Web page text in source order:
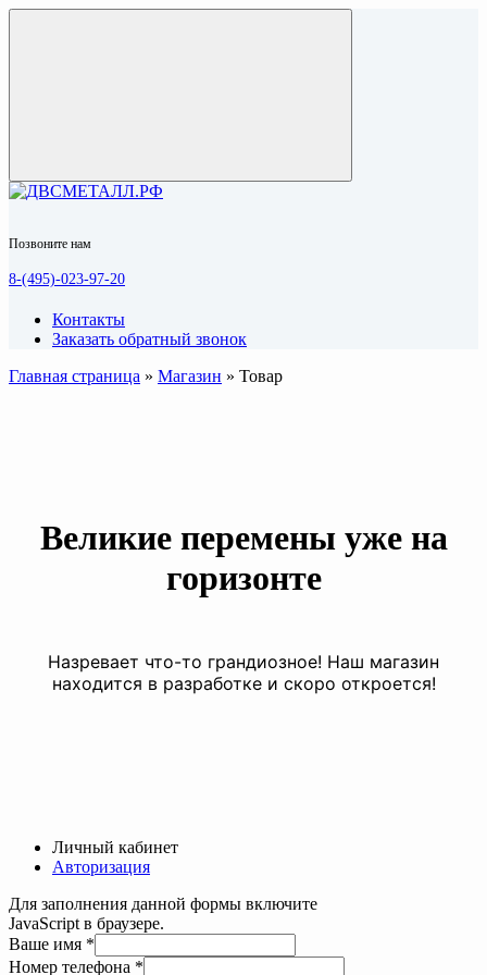
Позвоните нам
8-(495)-023-97-20
Контакты
Заказать обратный звонок
Главная страница » Магазин » Товар
Великие перемены уже на
горизонте
Назревает что-то грандиозное! Наш магазин
находится в разработке и скоро откроется!
Личный кабинет
Авторизация
Для заполнения данной формы включите
JavaScript в браузере.
Ваше имя *
телефона
Номер телефона *